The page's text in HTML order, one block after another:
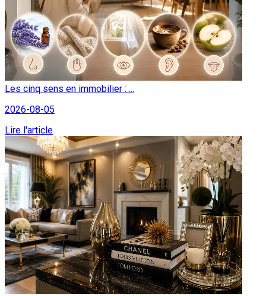
Les cinq sens en immobilier : ...
2026-08-05
Lire l'article